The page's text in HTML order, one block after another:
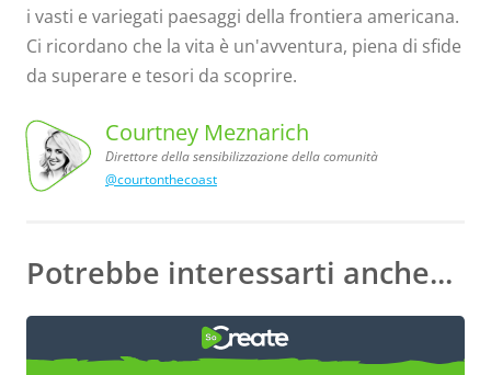
i vasti e variegati paesaggi della frontiera americana.
Ci ricordano che la vita è un'avventura, piena di sfide
da superare e tesori da scoprire.
Courtney
Meznarich,
Direttore
della
sensibilizzazione
della
comunità
Courtney Meznarich
Direttore della sensibilizzazione della comunità
@courtonthecoast
Potrebbe interessarti anche...